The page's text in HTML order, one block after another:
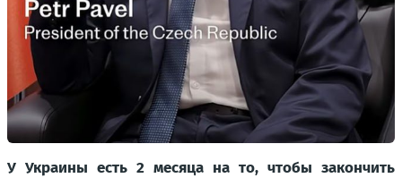
У Украины есть 2 месяца на то, чтобы закончить